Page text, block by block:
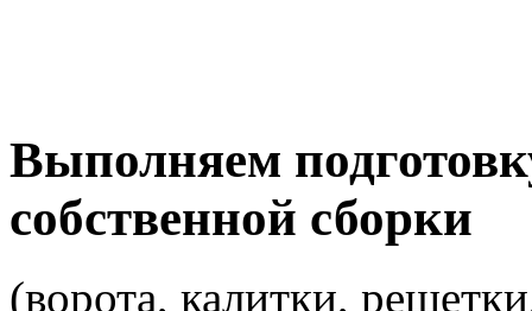
Выполняем
собственной сборки
(ворота, калитки,